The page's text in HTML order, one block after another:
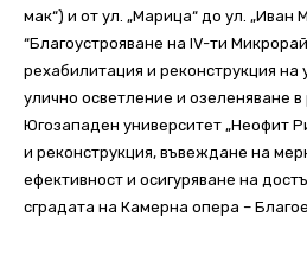
мак“) и от ул. „Марица“ до ул. „Иван
“Благоустрояване на IV-ти
рехабилитация и реконструкция на
улично осветление и озеленяване
Югозападен университет „Неофит
и реконструкция, въвеждане на
ефективност и осигуряване на
сградата на Камерна опера –